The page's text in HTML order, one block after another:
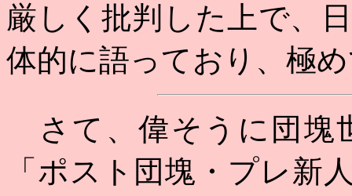
厳しく批判した上で、
体的に語っており、極
さて、偉そうに団塊
「ポスト団塊・プレ新